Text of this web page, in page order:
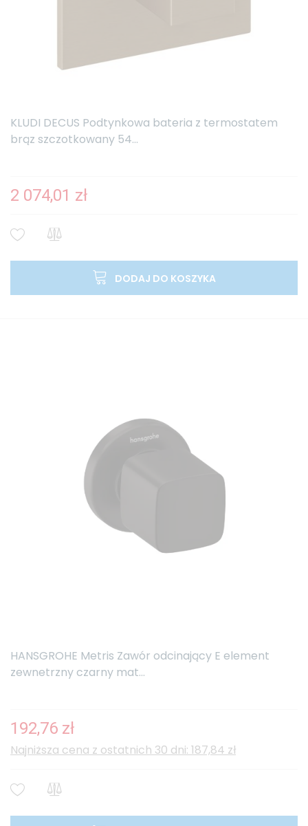
KLUDI DECUS Podtynkowa bateria z termostatem
brąz szczotkowany 54...
2 074,01 zł
DODAJ DO KOSZYKA
HANSGROHE Metris Zawór odcinający E element
zewnetrzny czarny mat...
192,76 zł
Najniższa cena z ostatnich 30 dni: 187,84 zł